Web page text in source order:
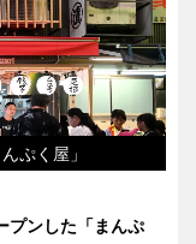
ぷく屋」
プンした「まんぷ